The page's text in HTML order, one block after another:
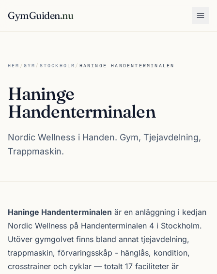
GymGuiden.nu
HEM / GYM / STOCKHOLM / HANINGE HANDENTERMINALEN
Haninge
Handenterminalen
Nordic Wellness i Handen. Gym, Tjejavdelning,
Trappmaskin.
Om Haninge Handenterminalen
Haninge Handenterminalen är en anläggning i kedjan
Nordic Wellness på Handenterminalen 4 i Stockholm.
Utöver gymgolvet finns bland annat tjejavdelning,
trappmaskin, förvaringsskåp - hänglås, kondition,
crosstrainer och cyklar — totalt 17 faciliteter är